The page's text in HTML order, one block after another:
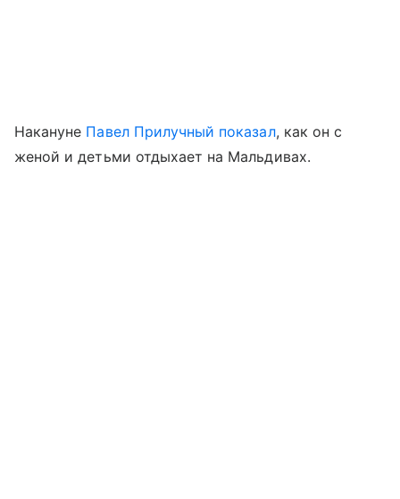
Накануне Павел Прилучный показал, как он с
женой и детьми отдыхает на Мальдивах.